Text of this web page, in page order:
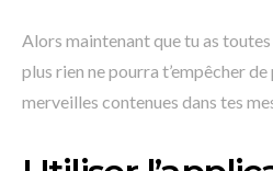
Alors maintenant que tu as toutes
plus rien ne pourra t’empêcher
merveilles contenues dans tes